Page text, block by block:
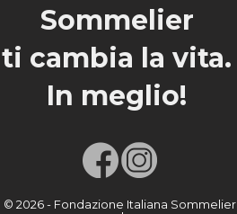
Sommelier
ti cambia la vita.
In meglio!
© 2026 - Fondazione Italiana Sommelier